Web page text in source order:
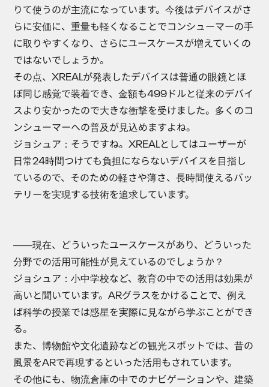
りて使うのが主流になっています。今後はデバイスがさ
らに安価に、重量も軽くなることでコンシューマーの手
に取りやすくなり、さらにユースケースが増えていくの
ではないでしょうか。
その点、XREALが発表したデバイスは普通の眼鏡とほ
ぼ同じ感覚で装着でき、金額も499ドルと従来のデバイ
スより安かったので大きな衝撃を受けました。多くのコ
ンシューマーへの普及が見込めますよね。
ジョシュア ：そうですね。XREALとしてはユーザーが
日常24時間つけても負担にならないデバイスを目指し
ているので、そのための軽さや薄さ、長時間使えるバッ
テリーを実現する技術を追求しています。
――現在、どういったユースケースがあり、どういった
分野での活用可能性が見えているのでしょうか？
ジョシュア ：小中学校など、教育の中での活用は効果が
高いと聞いています。ARグラスをかけることで、例え
ば科学の授業では惑星を実際に見ながら学ぶことができ
る。
また、博物館や文化遺跡などの観光スポットでは、昔の
風景をARで再現するといった活用もされています。
その他にも、物流倉庫の中でのナビゲーションや、建築